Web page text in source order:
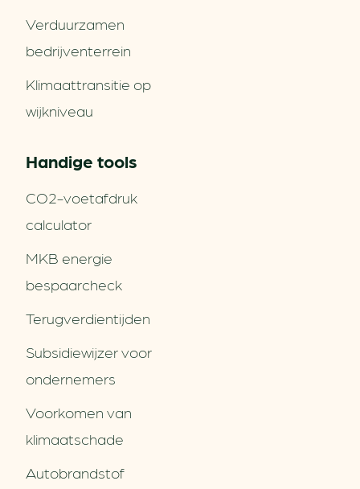
Verduurzamen
bedrijventerrein
Klimaattransitie op
wijkniveau
Handige tools
CO2-voetafdruk
calculator
MKB energie
bespaarcheck
Terugverdien­tijden
Subsidiewijzer voor
ondernemers
Voorkomen van
klimaatschade
Autobrandstof